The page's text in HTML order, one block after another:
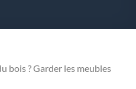
bois ? Garder les meubles